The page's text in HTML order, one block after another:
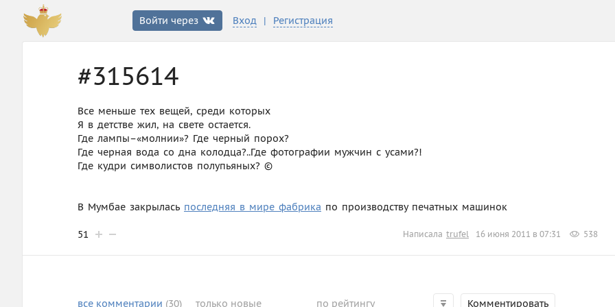
Войти через Вход | Регистрация
#315614
Все меньше тех вещей, среди которых
Я в детстве жил, на свете остается.
Где лампы–«молнии»? Где черный порох?
Где черная вода со дна колодца?..Где фотографии мужчин с усами?!
Где кудри символистов полупьяных? ©
В Мумбае закрылась последняя в мире фабрика по производству печатных машинок
Написала trufel 16 июня 2011 в 07:31
51 538
все комментарии (30) только новые по рейтингу Комментировать